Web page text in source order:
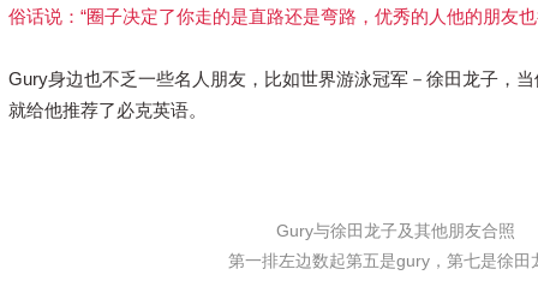
俗话说：“圈子决定了你走的是直路还是弯路，优秀的人他的朋友
Gury身边也不乏一些名人朋友，比如世界游泳冠军－徐田龙子，
就给他推荐了必克英语。
Gury与徐田龙子及其他朋友合照
第一排左边数起第五是gury，第七是徐田